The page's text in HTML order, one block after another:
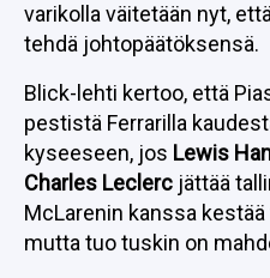
varikolla väitetään nyt,
tehdä johtopäätöksensä.
Blick-lehti kertoo, että
pestistä Ferrarilla
kyseeseen, jos Lewis
Charles Leclerc jättää
McLarenin kanssa
mutta tuo tuskin on